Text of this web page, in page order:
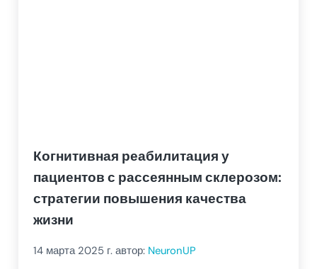
Когнитивная реабилитация у
пациентов с рассеянным склерозом:
стратегии повышения качества
жизни
14 марта 2025 г. автор: NeuronUP